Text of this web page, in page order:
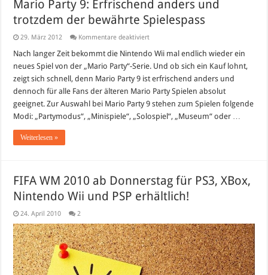
Mario Party 9: Erfrischend anders und
trotzdem der bewährte Spielespass
29. März 2012 Kommentare deaktiviertfür
Party
Erfrischend
anders
und
trotzdem
bewährte
Spielespass
Nach langer Zeit bekommt die Nintendo Wii mal endlich wieder ein
neues Spiel von der „Mario Party“-Serie. Und ob sich ein Kauf lohnt,
zeigt sich schnell, denn Mario Party 9 ist erfrischend anders und
dennoch für alle Fans der älteren Mario Party Spielen absolut
geeignet. Zur Auswahl bei Mario Party 9 stehen zum Spielen folgende
Modi: „Partymodus“, „Minispiele“, „Solospiel“, „Museum“ oder …
Weiterlesen »
FIFA WM 2010 ab Donnerstag für PS3, XBox,
Nintendo Wii und PSP erhältlich!
24. April 2010 2